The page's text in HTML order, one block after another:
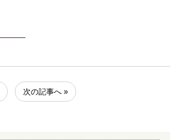
次の記事へ »